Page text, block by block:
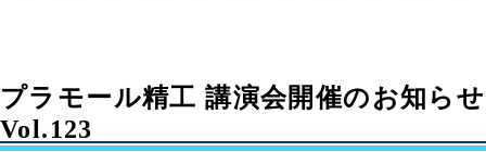
プラモール精工 講演会開催のお知ら
Vol.123